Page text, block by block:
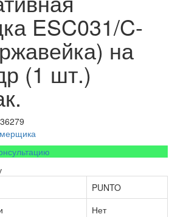
ESC031/C-
на
(1 шт.)
PUNTO
Нет